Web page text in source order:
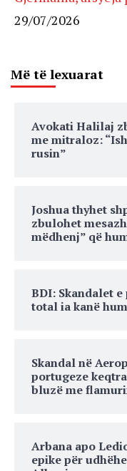
29/07/2026
Më të lexuarat
Avokati Halilaj
me mitraloz:
rusin”
Joshua thyhet
zbulohet
mëdhenj” që
BDI: Skandalet
total ia kanë
Skandal në
portugeze
bluzë me
Arbana apo
epike për